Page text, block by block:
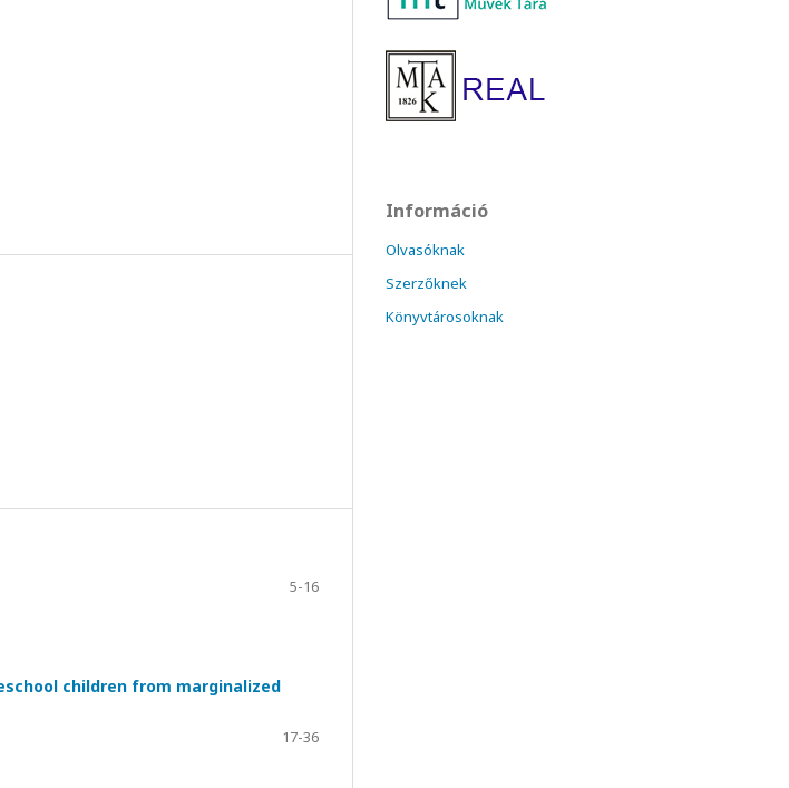
5-16
children from marginalized
17-36
Információ
Olvasóknak
Szerzőknek
Könyvtárosoknak